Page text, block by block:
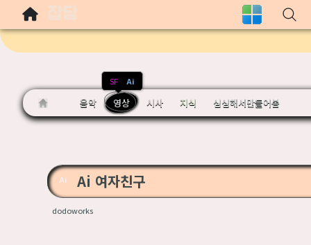
음악 영상
SF Ai
시사 지식 심심해서만들어봄
Ai Ai 여자친구
dodoworks
Sketchbook5, 스케치북5
Sketchbook5, 스케치북5
Sketchbook5, 스케치북5
Sketchbook5, 스케치북5